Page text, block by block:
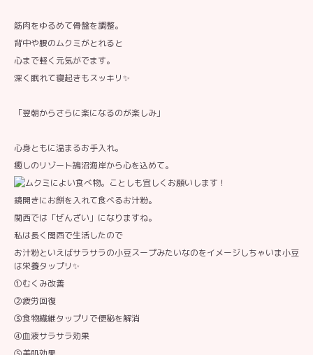
筋肉をゆるめて骨盤を調整。
背中や腰のムクミがとれると
心まで軽く元気がでます。
深く眠れて寝起きもスッキリ✨
「翌朝からさらに楽になるのが楽しみ」
心身ともに温まるお手入れ。
癒しのリゾート鵠沼海岸から心を込めて。
鏡開きにお餅を入れて食べるお汁粉。
関西では「ぜんざい」になりますね。
私は長く関西で生活したので
お汁粉といえばサラサラの小豆スープみたいなのをイメージしちゃいま小豆
は栄養タップリ✨
①むくみ改善
②疲労回復
③食物繊維タップリで便秘を解消
④血液サラサラ効果